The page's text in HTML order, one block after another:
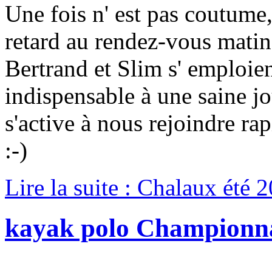
Une fois n' est pas
retard au rendez-vous
Bertrand et Slim s'
indispensable à une saine
s'active à nous rejoindre
:-)
Lire la suite : Chalaux été
kayak polo